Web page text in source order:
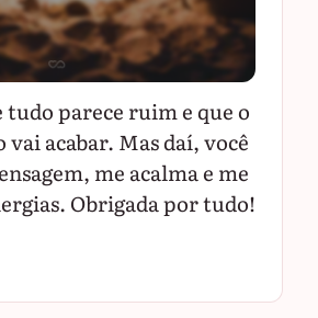
tudo parece ruim e que o
acabar. Mas daí, você
me acalma e me
Obrigada por tudo!